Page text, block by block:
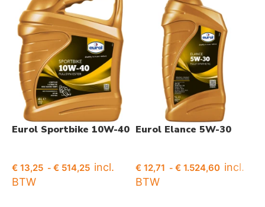
Eurol Sportbike 10W-40
€ 13,25 - € 514,25 incl.
BTW
Eurol Elance 5W-30
€ 12,71 - € 1.524,60 incl.
BTW